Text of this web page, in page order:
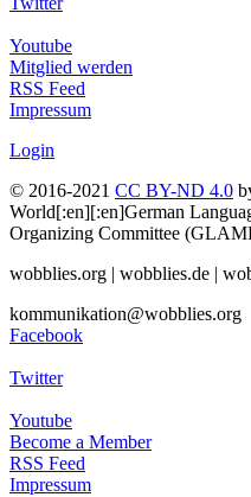
Youtube
Mitglied werden
RSS Feed
Impressum
Login
© 2016-2021 CC BY-ND 4.0
World[:en][:en]German
Organizing Committee
wobblies.org | wobblies.de |
kommunikation@wobblies.org
Facebook
Twitter
Youtube
Become a Member
RSS Feed
Impressum